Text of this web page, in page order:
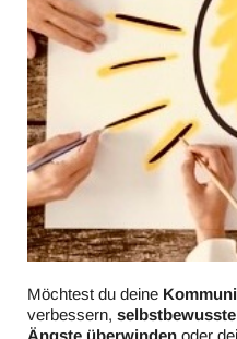
Möchtest du deine
verbessern,
Ängste überwinden oder